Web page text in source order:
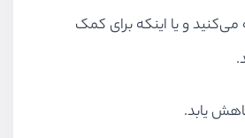
و یا اینکه برای کمک
یابد.